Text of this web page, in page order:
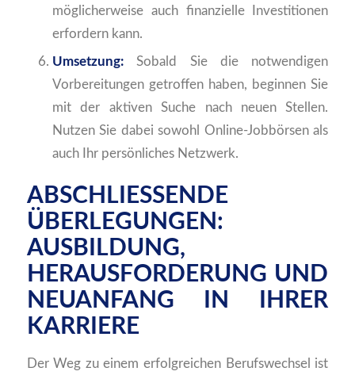
möglicherweise auch finanzielle Investitionen
erfordern kann.
Umsetzung:Sobald Sie die notwendigen
Vorbereitungen getroffen haben, beginnen Sie
mit der aktiven Suche nach neuen Stellen.
Nutzen Sie dabei sowohl Online-Jobbörsen als
auch Ihr persönliches Netzwerk.
ABSCHLIESSENDE Ü
BERLEGUNGEN: A
USBILDUNG, H
ERAUSFORDERUNG UND N
EUANFANG IN IHRER K
ARRIERE
Der Weg zu einem erfolgreichen Berufswechsel ist